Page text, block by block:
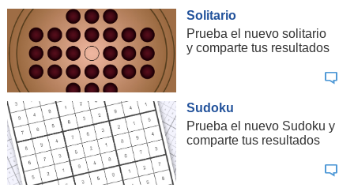
Solitario
Prueba el nuevo solitario
y comparte tus resultados
Sudoku
Prueba el nuevo Sudoku y
comparte tus resultados